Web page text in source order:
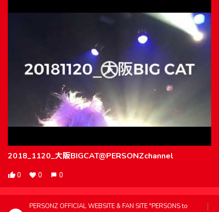
2018_1120_大阪BIGCAT@PERSONZchannel
0 0 0
PERSONZ OFFICIAL WEBSITE & FAN SITE "PERSONS to